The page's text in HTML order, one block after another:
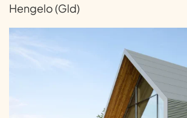
Hengelo (Gld)